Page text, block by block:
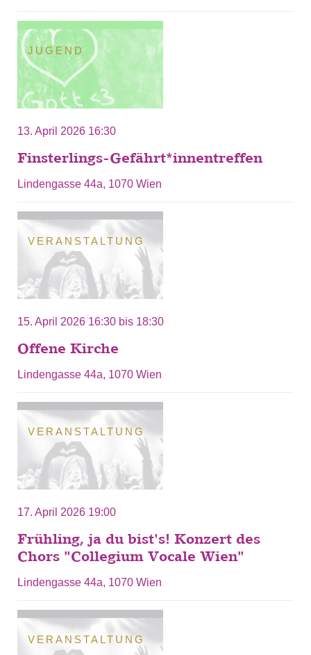
JUGEND
13. April 2026 16:30
Finsterlings-Gefährt*innentreffen
Lindengasse 44a, 1070 Wien
VERANSTALTUNG
15. April 2026 16:30 bis 18:30
Offene Kirche
Lindengasse 44a, 1070 Wien
VERANSTALTUNG
17. April 2026 19:00
Frühling, ja du bist's! Konzert des
Chors "Collegium Vocale Wien"
Lindengasse 44a, 1070 Wien
VERANSTALTUNG